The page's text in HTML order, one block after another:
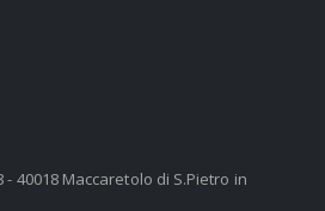
40018 Maccaretolo di S.Pietro in